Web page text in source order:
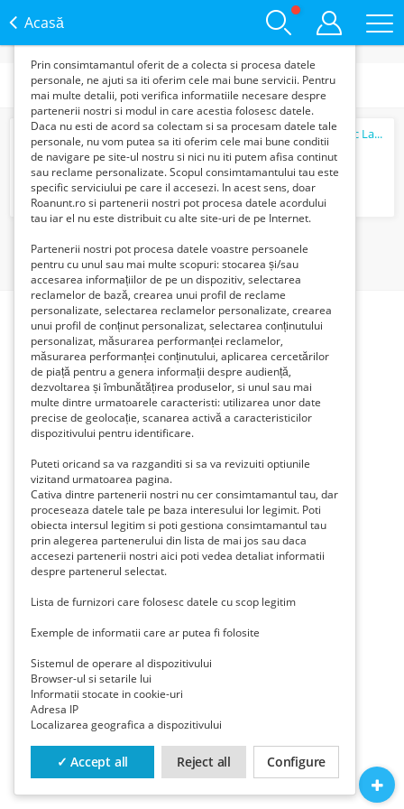
Acasă
Categorii
CutitBucatarie Bucatar Gyuto Tojiro Basic Lama 200mm VG10 SanMai
299 Lei
1
functie de interesele si nevoile tale. De asemenea, aceste
date sunt folosite pentru analizarea traffic-ului pe site-ul
Prin consimtamantul oferit de a colecta si procesa datele
personale, ne ajuti sa iti oferim cele mai bune servicii. Pentru
mai multe detalii, poti verifica informatiile necesare despre
partenerii nostri si modul in care acestia folosesc datele.
Daca nu esti de acord sa colectam si sa procesam datele tale
personale, nu vom putea sa iti oferim cele mai bune conditii
de navigare pe site-ul nostru si nici nu iti putem afisa continut
sau reclame personalizate. Scopul consimtamantului tau este
specific serviciului pe care il accesezi. In acest sens, doar
Roanunt.ro si partenerii nostri pot procesa datele acordului
tau iar el nu este distribuit cu alte site-uri de pe Internet.
Partenerii nostri pot procesa datele voastre persoanele
pentru cu unul sau mai multe scopuri: stocarea și/sau
accesarea informațiilor de pe un dispozitiv, selectarea
reclamelor de bază, crearea unui profil de reclame
personalizate, selectarea reclamelor personalizate, crearea
unui profil de conținut personalizat, selectarea conținutului
personalizat, măsurarea performanței reclamelor,
măsurarea performanței conținutului, aplicarea cercetărilor
de piață pentru a genera informații despre audiență,
dezvoltarea și îmbunătățirea produselor, si unul sau mai
multe dintre urmatoarele caracteristi: utilizarea unor date
precise de geolocație, scanarea activă a caracteristicilor
dispozitivului pentru identificare.
Puteti oricand sa va razganditi si sa va revizuiti optiunile
vizitand urmatoarea pagina.
Cativa dintre partenerii nostri nu cer consimtamantul tau, dar
proceseaza datele tale pe baza interesului lor legimit. Poti
obiecta intersul legitim si poti gestiona consimtamantul tau
prin alegerea partenerului din lista de mai jos sau daca
accesezi partenerii nostri aici poti vedea detaliat informatii
despre partenerul selectat.
Lista de furnizori care folosesc datele cu scop legitim
Exemple de informatii care ar putea fi folosite
Sistemul de operare al dispozitivului
Browser-ul si setarile lui
Informatii stocate in cookie-uri
Adresa IP
Localizarea geografica a dispozitivului
✓ Accept all Reject all Configure